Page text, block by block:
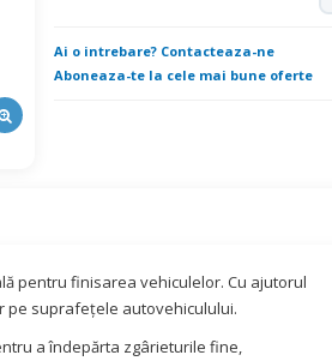
Ai o intrebare? Contacteaza-ne
Aboneaza-te la cele mai bune oferte
pentru finisarea vehiculelor. Cu ajutorul
pe suprafețele autovehiculului.
a îndepărta zgârieturile fine,